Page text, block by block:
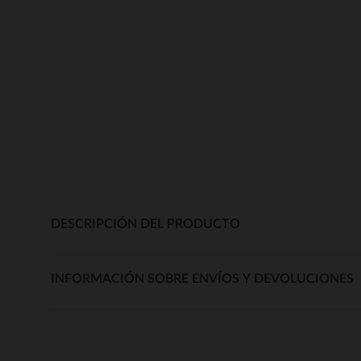
DESCRIPCIÓN DEL PRODUCTO
INFORMACIÓN SOBRE ENVÍOS Y DEVOLUCIONES